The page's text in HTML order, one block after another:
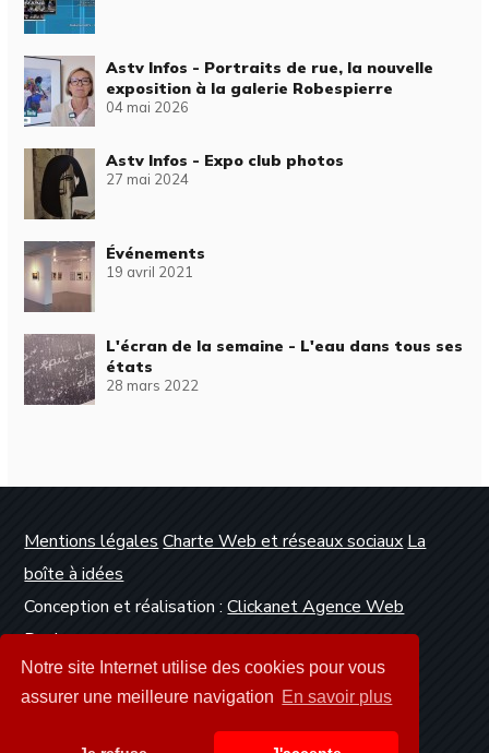
Notre site Internet utilise des cookies pour vous
assurer une meilleure navigation En savoir plus
Astv Infos - Portraits de rue, la nouvelle
exposition à la galerie Robespierre
04 mai 2026
Astv Infos - Expo club photos
27 mai 2024
Événements
19 avril 2021
L'écran de la semaine - L'eau dans tous ses
états
28 mars 2022
Mentions légales Charte Web et réseaux sociaux La
boîte à idées
Conception et réalisation :Clickanet Agence Web
Dunkerque